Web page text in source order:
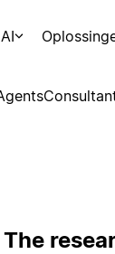
AI
The